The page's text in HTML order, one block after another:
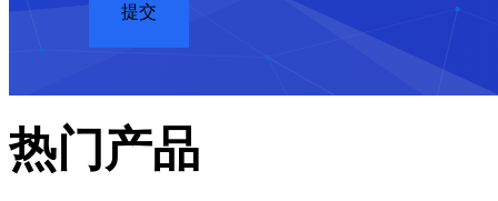
热门产品